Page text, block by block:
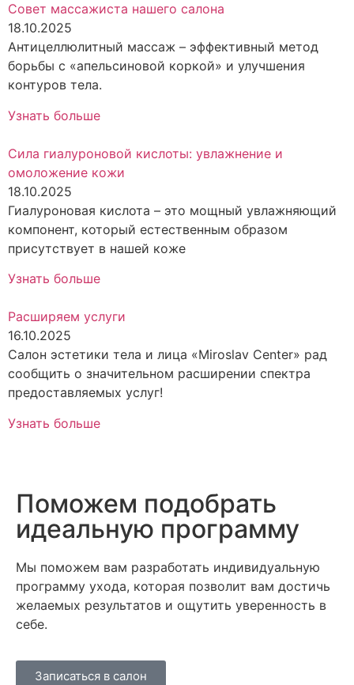
Совет массажиста нашего салона
18.10.2025
Антицеллюлитный массаж – эффективный метод
борьбы с «апельсиновой коркой» и улучшения
контуров тела.
Узнать больше
Сила гиалуроновой кислоты: увлажнение и
омоложение кожи
18.10.2025
Гиалуроновая кислота – это мощный увлажняющий
компонент, который естественным образом
присутствует в нашей коже
Узнать больше
Расширяем услуги
16.10.2025
Салон эстетики тела и лица «Miroslav Center» рад
сообщить о значительном расширении спектра
предоставляемых услуг!
Узнать больше
Поможем подобрать
идеальную программу
Мы поможем вам разработать индивидуальную
программу ухода, которая позволит вам достичь
желаемых результатов и ощутить уверенность в
себе.
Записаться в салон